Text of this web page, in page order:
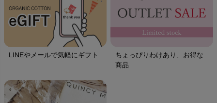
LINEやメールで気軽にギフト
ちょっぴりわけあり、お得な
商品